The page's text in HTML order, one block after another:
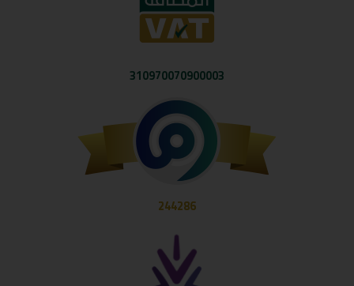
310970070900003
244286